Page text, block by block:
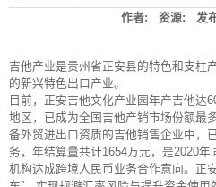
作者: 资源: 发
吉他产业是贵州省正安县的特色和支柱
的新兴特色出口产业。
目前，正安吉他文化产业园年产吉他达
地区，已成为全国吉他产销市场份额最
备外贸进出口资质的吉他销售企业中，
务，年结算量共计1654万元，是2020
机构达成跨境人民币业务合作意向。正